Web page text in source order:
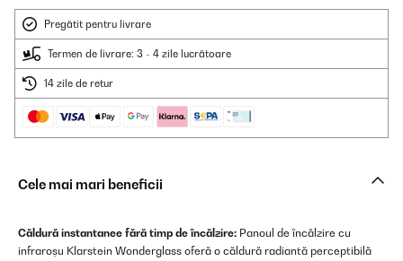
Pregătit pentru livrare
Termen de livrare: 3 - 4 zile lucrătoare
14 zile de retur
Cele mai mari beneficii
Căldură instantanee fără timp de încălzire: Panoul de încălzire cu
infraroșu Klarstein Wonderglass oferă o căldură radiantă perceptibilă